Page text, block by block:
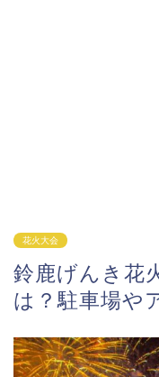
花火大会
鈴鹿げんき花
は？駐車場や